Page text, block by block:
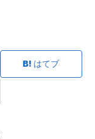
はてブ